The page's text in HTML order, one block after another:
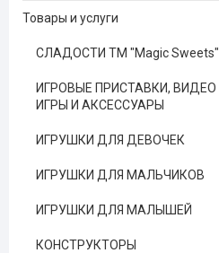
Товары и услуги
СЛАДОСТИ ТМ "Magic Sweets"
ИГРОВЫЕ ПРИСТАВКИ, ВИДЕО
ИГРЫ И АКСЕССУАРЫ
ИГРУШКИ ДЛЯ ДЕВОЧЕК
ИГРУШКИ ДЛЯ МАЛЬЧИКОВ
ИГРУШКИ ДЛЯ МАЛЫШЕЙ
КОНСТРУКТОРЫ